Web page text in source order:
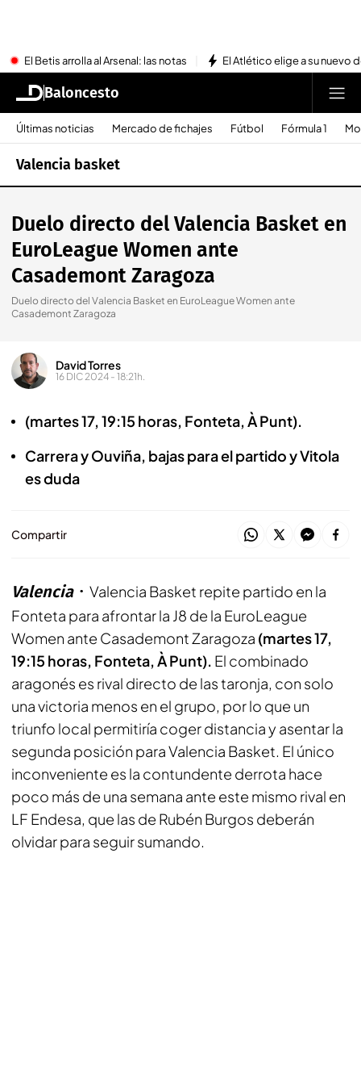
El Betis arrolla al Arsenal: las notas El Atlético elige a su nuevo
Baloncesto
Últimas noticias Mercado de fichajes Fútbol Fórmula 1
Valencia basket
Duelo directo del Valencia Basket en
EuroLeague Women ante
Casademont Zaragoza
Duelo directo del Valencia Basket en EuroLeague Women ante
Casademont Zaragoza
David Torres
16 DIC 2024 - 18:21h.
(martes 17, 19:15 horas, Fonteta, À Punt).
Carrera y Ouviña, bajas para el partido y Vitola
es duda
Compartir
Valencia
Valencia Basket repite partido en la
Fonteta para afrontar la J8 de la EuroLeague
Women ante Casademont Zaragoza (martes 17,
19:15 horas, Fonteta, À Punt). El combinado
aragonés es rival directo de las taronja, con solo
una victoria menos en el grupo, por lo que un
triunfo local permitiría coger distancia y asentar la
segunda posición para Valencia Basket. El único
inconveniente es la contundente derrota hace
poco más de una semana ante este mismo rival en
LF Endesa, que las de Rubén Burgos deberán
olvidar para seguir sumando.